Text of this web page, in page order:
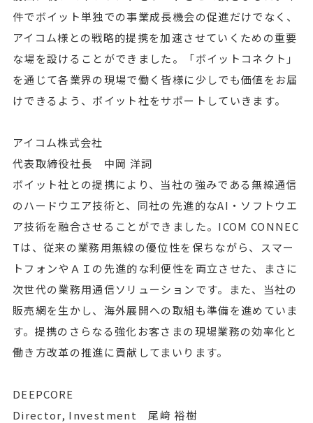
件でボイット単独での事業成長機会の促進だけでなく、
アイコム様との戦略的提携を加速させていくための重要
な場を設けることができました。「ボイットコネクト」
を通じて各業界の現場で働く皆様に少しでも価値をお届
けできるよう、ボイット社をサポートしていきます。
アイコム株式会社
代表取締役社長 中岡 洋詞
ボイット社との提携により、当社の強みである無線通信
のハードウエア技術と、同社の先進的なAI・ソフトウエ
ア技術を融合させることができました。ICOM CONNEC
Tは、従来の業務用無線の優位性を保ちながら、スマー
トフォンやＡＩの先進的な利便性を両立させた、まさに
次世代の業務用通信ソリューションです。また、当社の
販売網を生かし、海外展開への取組も準備を進めていま
す。提携のさらなる強化お客さまの現場業務の効率化と
働き方改革の推進に貢献してまいります。
DEEPCORE
Director, Investment 尾﨑 裕樹